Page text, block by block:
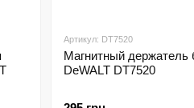
Артикул: DT7520
Магнитный держатель
DeWALT DT7520